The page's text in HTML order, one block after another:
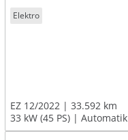
Elektro
EZ 12/2022
33.592 km
33 kW (45 PS)
Automatik